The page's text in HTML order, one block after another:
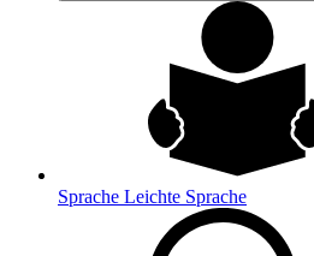
Sprache Leichte Sprache